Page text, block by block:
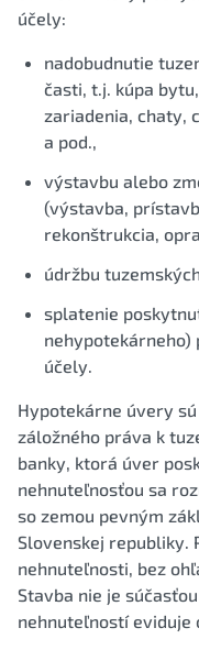
účely:
nadobudnutie
časti, t.j. kúpa
zariadenia, chaty,
a pod.,
výstavbu alebo
(výstavba,
rekonštrukcia,
údržbu
splatenie
nehypotekárneho)
účely.
Hypotekárne úvery
záložného práva k
banky, ktorá úver
nehnuteľnosťou sa
so zemou pevným
Slovenskej republiky.
nehnuteľnosti, bez
Stavba nie je
nehnuteľností eviduje